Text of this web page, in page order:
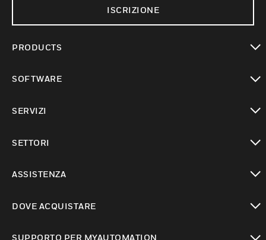
ISCRIZIONE
PRODUCTS
SOFTWARE
SERVIZI
SETTORI
ASSISTENZA
DOVE ACQUISTARE
SUPPORTO PER MYAUTOMATION